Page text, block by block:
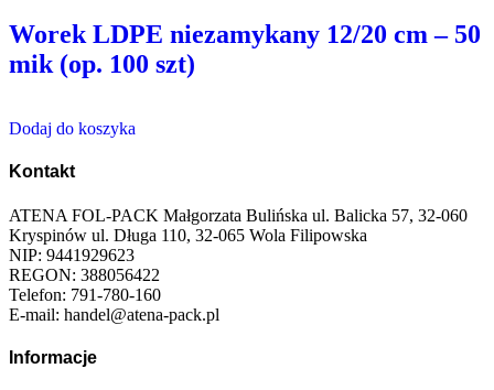
Worek LDPE niezamykany 12/20 cm – 50
mik (op. 100 szt)
Dodaj do koszyka
Kontakt
ATENA FOL-PACK Małgorzata Bulińska ul. Balicka 57, 32-060
Kryspinów ul. Długa 110, 32-065 Wola Filipowska
NIP: 9441929623
REGON: 388056422
Telefon: 791-780-160
E-mail: handel@atena-pack.pl
Informacje